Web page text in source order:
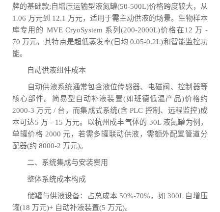
牌的基础款;自增压运输型液氮罐(50-500L)价格跨度较大，从
1.06 万元到 12.1 万元，适用于需主动供液的场景。生物样本
库专用的 MVE CryoSystem 系列(200-2000L)价格在12 万 -
70 万元，其特点是超低蒸发率(日均 0.05-0.2L)和智能监控功
能。
自动供液组件成本
自动供液系统通常包含液位传感器、电磁阀、控制器等
核心部件。简易型自动补液装置(如班德低温产品)价格约
2000-3 万元 / 台，而集成式系统(含 PLC 控制、远程监控)成
本可达5 万 - 15 万元。以杭州成丰气体的 30L 液氮罐为例，
单罐价格 2000 元，若需多罐联动供液，需额外配置管道分
配器(约 8000-2 万元)。
二、系统集成与安装费用
整体系统成本构成
储罐与供液设备：占总成本 50%-70%，如 300L 自增压
罐(18 万元)+ 自动补液装置(5 万元)。